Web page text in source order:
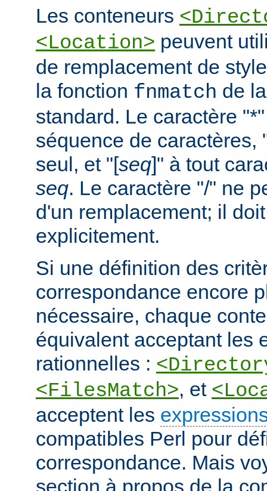
Les conteneurs
<Location> peuvent
de remplacement de
la fonction fnmatch de
standard. Le caractère
séquence de caractères,
seul, et "[seq]" à tout
seq. Le caractère "/" ne
d'un remplacement; il
explicitement.
Si une définition des
correspondance encore
nécessaire, chaque
équivalent acceptant les
rationnelles :
<FilesMatch>, et
acceptent les
compatibles Perl pour
correspondance. Mais
section à propos de la